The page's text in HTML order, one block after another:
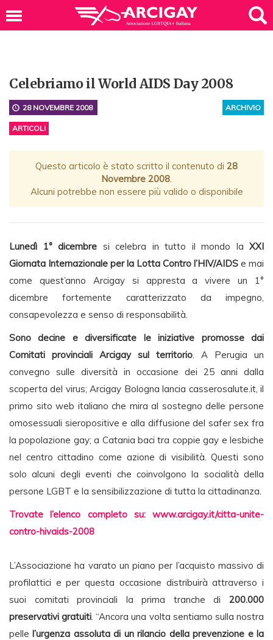
Celebriamo il World AIDS Day 2008
ARCHIVIO
28 NOVEMBRE 2008
ARTICOLI
Questo articolo è stato scritto il contenuto di 28
Novembre 2008.
Alcuni potrebbe non essere più valido o disponibile
Lunedì 1° dicembre si celebra in tutto il mondo la XXI
Giornata Internazionale per la Lotta Contro l’HIV/AIDS e mai
come quest’anno Arcigay si appresta a vivere un 1°
dicembre fortemente caratterizzato da impegno,
consapevolezza e senso di responsabilità.
Sono decine e diversificate le iniziative promosse dai
Comitati provinciali Arcigay sul territorio. A Perugia un
convegno sulle diversità in occasione dei 25 anni dalla
scoperta del virus; Arcigay Bologna lancia casserosalute.it, il
primo sito web italiano che mira al sostegno delle persone
omosessuali sieropositive e alla diffusione del safer sex fra
la popolazione gay; a Catania baci tra coppie gay e lesbiche
nel centro cittadino come azione di visibilità. Questi sono
solo alcuni degli eventi che coinvolgono la socialità della
persone LGBT e la sensibilizzazione di tutta la cittadinanza.
Trovate l’elenco completo su: www.arcigay.it/citta-unite-
contro-hivaids-2008
L’Associazione ha varato un piano per l’acquisto massivo di
profilattici e per questa occasione distribuirà attraverso i
suoi comitati provinciali la prima tranche di 200.000
preservativi gratuiti. “Ancora una volta sentiamo sulla nostra
pellel’urgenza assoluta di un rilancio della prevenzione e la